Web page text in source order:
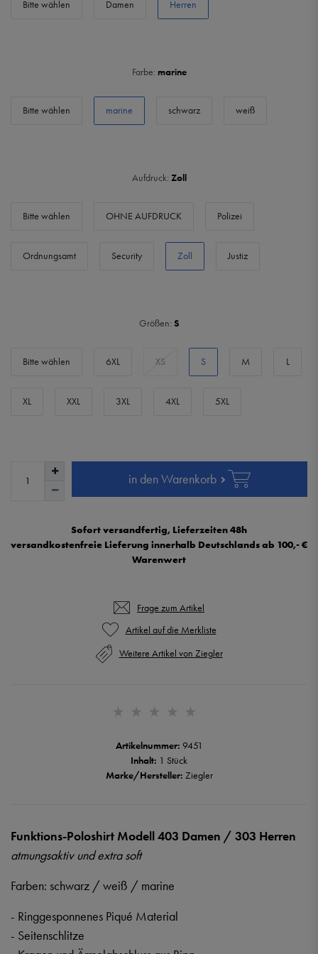
Artikelnummer: 9451
Inhalt: 1 Stück
Marke/Hersteller: Ziegler
Bitte wählen Damen Herren
Farbe: marine
Bitte wählen marine schwarz weiß
Aufdruck: Zoll
Bitte wählen OHNE AUFDRUCK Polizei
Ordnungsamt Security Zoll Justiz
Größen: S
Bitte wählen 6XL XS S M L
XL XXL 3XL 4XL 5XL
in den Warenkorb
Sofort versandfertig, Lieferzeiten 48h
versandkostenfreie Lieferung innerhalb Deutschlands ab 100,- €
Warenwert
Frage zum Artikel
Weitere Artikel von Ziegler
Funktions-Poloshirt Modell 403 Damen / 303 Herren
atmungsaktiv und extra soft
Farben: schwarz / weiß / marine
- Ringgesponnenes Piqué Material
- Seitenschlitze